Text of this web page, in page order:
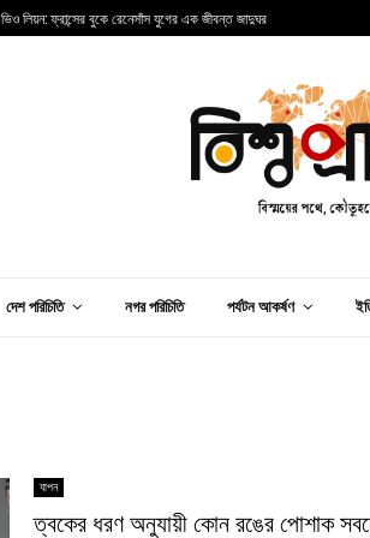
ভিও লিয়ন: ফ্রান্সের বুকে রেনেসাঁস যুগের এক জীবন্ত জাদুঘর
দেশ পরিচিতি নগর পরিচিতি পর্যটন আকর্ষণ
যাপন
ত্বকের ধরণ অনুযায়ী কোন রঙের পোশাক